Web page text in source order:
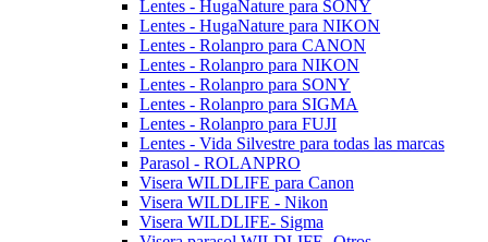
Lentes - HugaNature para SONY
Lentes - HugaNature para NIKON
Lentes - Rolanpro para CANON
Lentes - Rolanpro para NIKON
Lentes - Rolanpro para SONY
Lentes - Rolanpro para SIGMA
Lentes - Rolanpro para FUJI
Lentes - Vida Silvestre para todas las marcas
Parasol - ROLANPRO
Visera WILDLIFE para Canon
Visera WILDLIFE - Nikon
Visera WILDLIFE- Sigma